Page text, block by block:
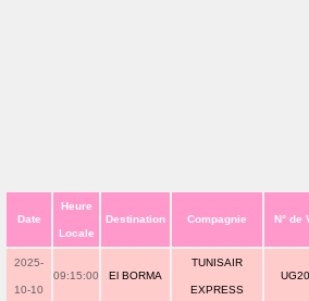
Date
Heure
Locale
Destination Compagnie N° de
2025-
10-10
09:15:00 El BORMA
TUNISAIR
EXPRESS